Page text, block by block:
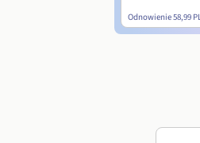
Odnowienie58,99